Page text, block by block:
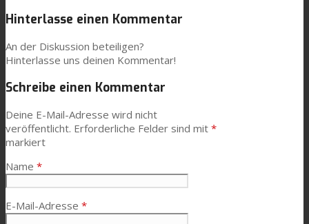
Hinterlasse einen Kommentar
An der Diskussion beteiligen?
Hinterlasse uns deinen Kommentar!
Schreibe einen Kommentar
Deine E-Mail-Adresse wird nicht
veröffentlicht. Erforderliche Felder sind mit *
markiert
Name *
E-Mail-Adresse *